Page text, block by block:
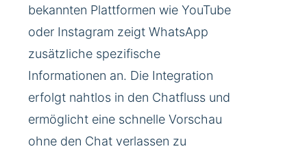
bekannten Plattformen wie YouTube
oder Instagram zeigt WhatsApp
zusätzliche spezifische
Informationen an. Die Integration
erfolgt nahtlos in den Chatfluss und
ermöglicht eine schnelle Vorschau
ohne den Chat verlassen zu